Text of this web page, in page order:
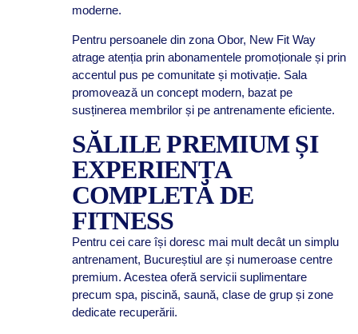
moderne.
Pentru persoanele din zona Obor, New Fit Way
atrage atenția prin abonamentele promoționale și prin
accentul pus pe comunitate și motivație. Sala
promovează un concept modern, bazat pe
susținerea membrilor și pe antrenamente eficiente.
SĂLILE PREMIUM ȘI
EXPERIENȚA
COMPLETĂ DE
FITNESS
Pentru cei care își doresc mai mult decât un simplu
antrenament, Bucureștiul are și numeroase centre
premium. Acestea oferă servicii suplimentare
precum spa, piscină, saună, clase de grup și zone
dedicate recuperării.